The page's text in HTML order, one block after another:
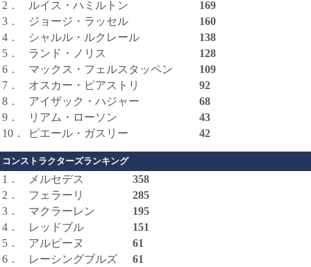
2．
ルイス・ハミルトン
169
3．
ジョージ・ラッセル
160
4．
シャルル・ルクレール
138
5．
ランド・ノリス
128
6．
マックス・フェルスタッペン
109
7．
オスカー・ピアストリ
92
8．
アイザック・ハジャー
68
9．
リアム・ローソン
43
10．
ピエール・ガスリー 42
コンストラクターズランキング
1． メルセデス
358
2．
フェラーリ
285
3．
マクラーレン
195
4．
レッドブル
151
5．
アルピーヌ
61
6．
レーシングブルズ
61